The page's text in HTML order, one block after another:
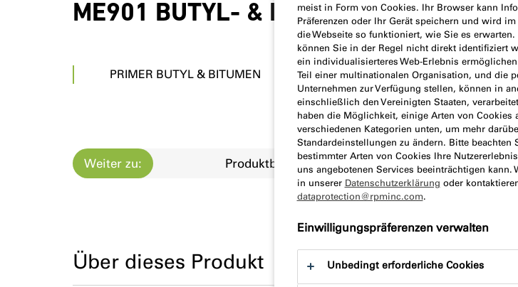
ME901 BUTYL- & BITUMEN-PRIMER
PRIMER BUTYL & BITUMEN
Weiter zu: Produktbeschreibung Produktvorteile
Über dieses Produkt
meist in Form von Cookies. Ihr Browser kann
Präferenzen oder Ihr Gerät speichern und wird
die Webseite so funktioniert, wie Sie es
können Sie in der Regel nicht direkt identifiziert
ein individualisierteres Web-Erlebnis
Teil einer multinationalen Organisation, und die
Unternehmen zur Verfügung stellen, können in
einschließlich den Vereinigten Staaten,
haben die Möglichkeit, einige Arten von Cookies
verschiedenen Kategorien unten, um mehr
Standardeinstellungen zu ändern. Bitte beachten
bestimmter Arten von Cookies Ihre
uns angebotenen Services beeinträchtigen kann.
in unserer Datenschutzerklärung oder
dataprotection@rpminc.com.
Einwilligungspräferenzen verwalten
Unbedingt erforderliche Cookies